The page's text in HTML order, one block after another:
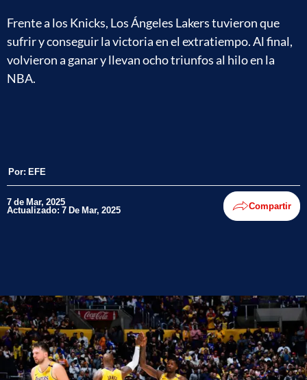
Frente a los Knicks, Los Ángeles Lakers tuvieron que
sufrir y conseguir la victoria en el extratiempo. Al final,
volvieron a ganar y llevan ocho triunfos al hilo en la
NBA.
Por: EFE
7 de Mar, 2025
Actualizado: 7 De Mar, 2025 Compartir